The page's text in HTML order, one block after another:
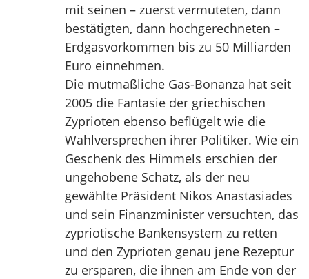
mit seinen – zuerst vermuteten, dann
bestätigten, dann hochgerechneten –
Erdgasvorkommen bis zu 50 Milliarden
Euro einnehmen.
Die mutmaßliche Gas-Bonanza hat seit
2005 die Fantasie der griechischen
Zyprioten ebenso beflügelt wie die
Wahlversprechen ihrer Politiker. Wie ein
Geschenk des Himmels erschien der
ungehobene Schatz, als der neu
gewählte Präsident Nikos Anastasiades
und sein Finanzminister versuchten, das
zypriotische Bankensystem zu retten
und den Zyprioten genau jene Rezeptur
zu ersparen, die ihnen am Ende von der